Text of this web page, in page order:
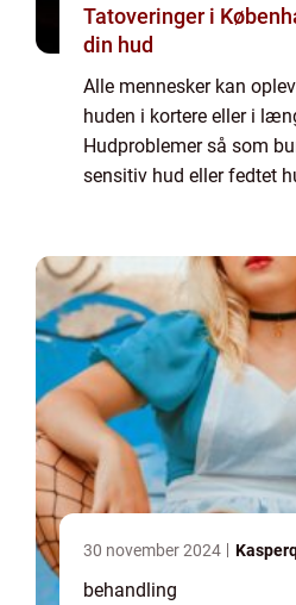
Tatoveringer i
din hud
Alle mennesker kan
huden i kortere eller i
Hudproblemer så som
sensitiv hud eller fedtet
30 november 2024
behandling